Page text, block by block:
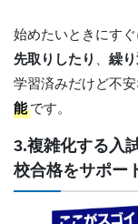
始めたいときにすぐ
先取りしたり 、 繰り
学習済みだけど不安
能 です。
3.複雑化する入
校合格をサポー